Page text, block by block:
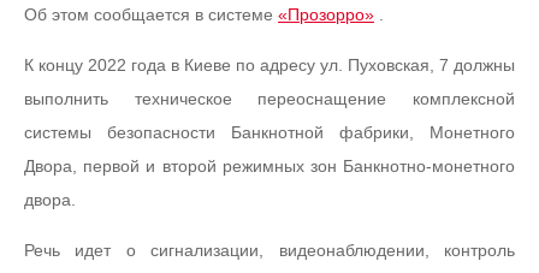
Об этом сообщается в системе «Прозорро» .
К концу 2022 года в Киеве по адресу ул. Пуховская, 7 должны
выполнить техническое переоснащение комплексной
системы безопасности Банкнотной фабрики, Монетного
Двора, первой и второй режимных зон Банкнотно-монетного
двора.
Речь идет о сигнализации, видеонаблюдении, контроль